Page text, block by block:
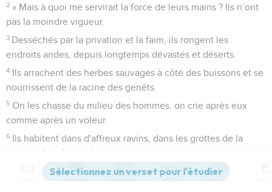
2 » Mais à quoi me servirait la force de leurs mains ? Ils n’ont
pas la moindre vigueur.
3 Desséchés par la privation et la faim, ils rongent les
endroits arides, depuis longtemps dévastés et déserts.
4 Ils arrachent des herbes sauvages à côté des buissons et se
nourrissent de la racine des genêts.
5 On les chasse du milieu des hommes, on crie après eux
comme après un voleur.
6 Ils habitent dans d'affreux ravins, dans les grottes de la
terre et dans les rochers,
ils hurlent au milieu des buissons, ils s’entassent près des
Versions Commentaires Strong